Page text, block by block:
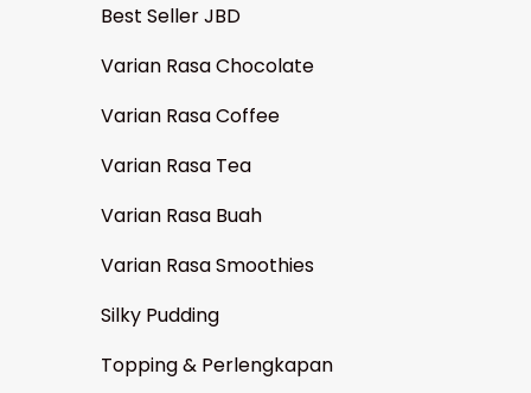
Best Seller JBD
Varian Rasa Chocolate
Varian Rasa Coffee
Varian Rasa Tea
Varian Rasa Buah
Varian Rasa Smoothies
Silky Pudding
Topping & Perlengkapan